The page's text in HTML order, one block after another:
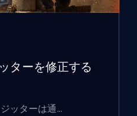
ターを修正する
ッターは通…